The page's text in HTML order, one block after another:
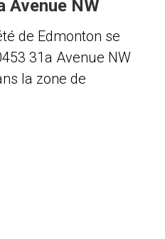
Avenue NW
de Edmonton se
31a Avenue NW
la zone de